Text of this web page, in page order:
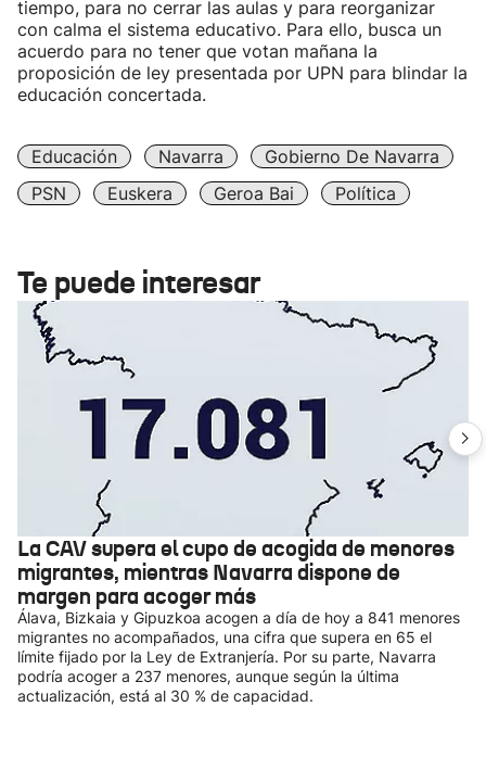
tiempo, para no cerrar las aulas y para reorganizar
con calma el sistema educativo. Para ello, busca un
acuerdo para no tener que votan mañana la
proposición de ley presentada por UPN para blindar la
educación concertada.
Educación Navarra
Gobierno De Navarra
PSN
Euskera Geroa Bai Política
Te puede interesar
La CAV supera el cupo de acogida de menores
migrantes, mientras Navarra dispone de
margen para acoger más
Álava, Bizkaia y Gipuzkoa acogen a día de hoy a 841 menores
migrantes no acompañados, una cifra que supera en 65 el
límite fijado por la Ley de Extranjería. Por su parte, Navarra
podría acoger a 237 menores, aunque según la última
actualización, está al 30 % de capacidad.